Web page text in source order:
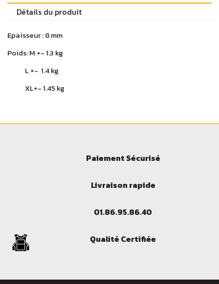
Détails du produit
Epaisseur : 8 mm
Poids: M +- 1.3 kg
L +- 1.4 kg
XL+- 1.45 kg
Paiement Sécurisé
Livraison rapide
01.86.95.86.40
Qualité Certifiée
Annuler